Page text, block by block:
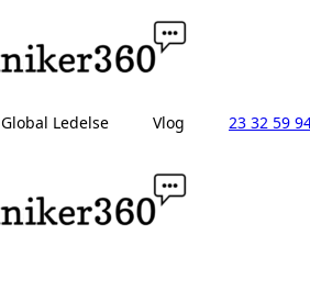
Global Ledelse Vlog 23 32 59